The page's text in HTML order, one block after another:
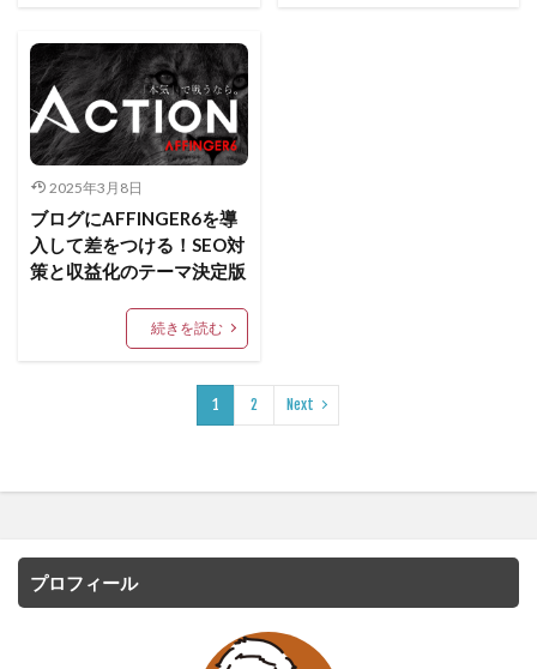
2025年3月8日
ブログにAFFINGER6を導
入して差をつける！SEO対
策と収益化のテーマ決定版
続きを読む
1 2 Next
プロフィール